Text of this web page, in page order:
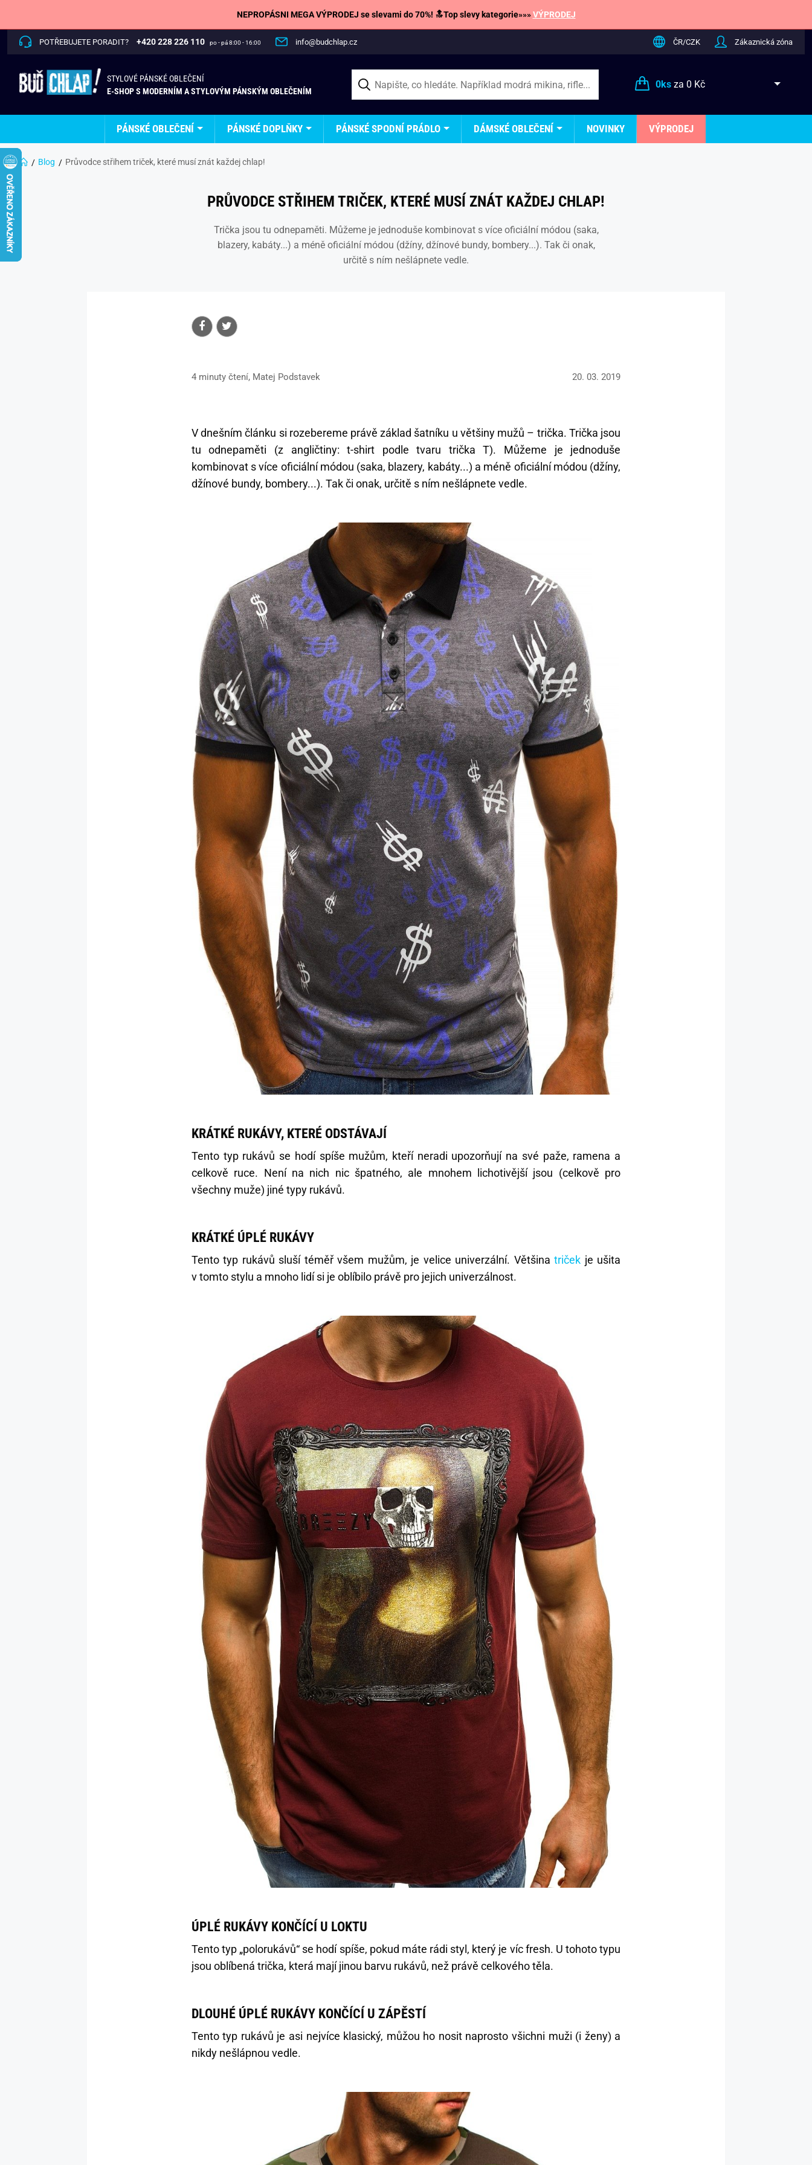
NEPROPÁSNI MEGA VÝPRODEJ se slevami do 70%! 🔝Top slevy kategorie»»»VÝPRODEJ
POTŘEBUJETE PORADIT? +420 228 226 110 po - pá 8:00 - 16:00 info@budchlap.cz ČR/CZK Zákaznická zóna
STYLOVÉ PÁNSKÉ OBLEČENÍ
E-SHOP S MODERNÍM A STYLOVÝM PÁNSKÝM OBLEČENÍM
0ksza 0 Kč
PÁNSKÉ OBLEČENÍ PÁNSKÉ DOPLŇKY PÁNSKÉ SPODNÍ PRÁDLO DÁMSKÉ OBLEČENÍ NOVINKY VÝPRODEJ
Blog Průvodce střihem triček, které musí znát každej chlap!
PRŮVODCE STŘIHEM TRIČEK, KTERÉ MUSÍ ZNÁT KAŽDEJ CHLAP!
Trička jsou tu odnepaměti. Můžeme je jednoduše kombinovat s více oficiální módou (saka,
blazery, kabáty...) a méně oficiální módou (džíny, džínové bundy, bombery...). Tak či onak,
určitě s ním nešlápnete vedle.
4 minuty čtení, Matej Podstavek 20. 03. 2019
V dnešním článku si rozebereme právě základ šatníku u většiny mužů – trička. Trička jsou
tu odnepaměti (z angličtiny: t-shirt podle tvaru trička T). Můžeme je jednoduše
kombinovat s více oficiální módou (saka, blazery, kabáty...) a méně oficiální módou (džíny,
džínové bundy, bombery...). Tak či onak, určitě s ním nešlápnete vedle.
KRÁTKÉ RUKÁVY, KTERÉ ODSTÁVAJÍ
Tento typ rukávů se hodí spíše mužům, kteří neradi upozorňují na své paže, ramena a
celkově ruce. Není na nich nic špatného, ale mnohem lichotivější jsou (celkově pro
všechny muže) jiné typy rukávů.
KRÁTKÉ ÚPLÉ RUKÁVY
Tento typ rukávů sluší téměř všem mužům, je velice univerzální. Většinatriček je ušita
v tomto stylu a mnoho lidí si je oblíbilo právě pro jejich univerzálnost.
ÚPLÉ RUKÁVY KONČÍCÍ U LOKTU
Tento typ „polorukávů“ se hodí spíše, pokud máte rádi styl, který je víc fresh. U tohoto typu
jsou oblíbená trička, která mají jinou barvu rukávů, než právě celkového těla.
DLOUHÉ ÚPLÉ RUKÁVY KONČÍCÍ U ZÁPĚSTÍ
Tento typ rukávů je asi nejvíce klasický, můžou ho nosit naprosto všichni muži (i ženy) a
nikdy nešlápnou vedle.